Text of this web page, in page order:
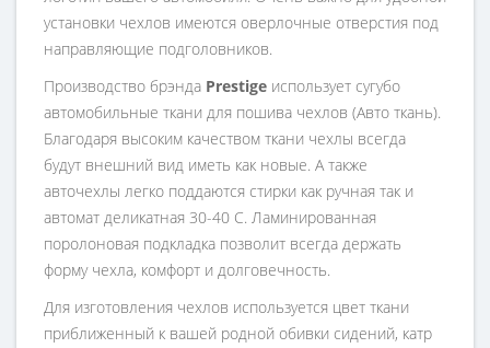
установки чехлов имеются оверлочные отверстия под
направляющие подголовников.
Производство брэнда Prestige использует сугубо
автомобильные ткани для пошива чехлов (Авто ткань).
Благодаря высоким качеством ткани чехлы всегда
будут внешний вид иметь как новые. А также
авточехлы легко поддаются стирки как ручная так и
автомат деликатная 30-40 С. Ламинированная
поролоновая подкладка позволит всегда держать
форму чехла, комфорт и долговечность.
Для изготовления чехлов используется цвет ткани
приближенный к вашей родной обивки сидений, катр